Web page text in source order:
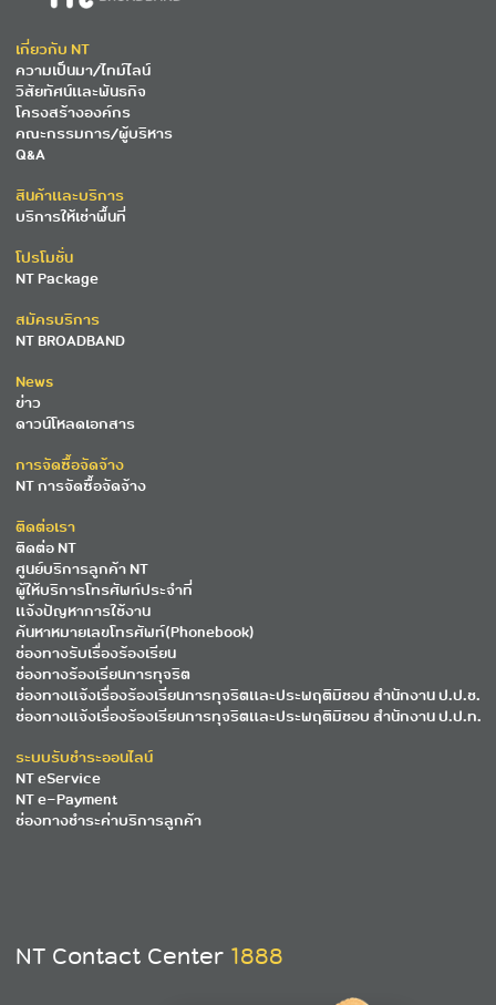
เกี่ยวกับ NT
ความเป็นมา/ไทม์ไลน์
วิสัยทัศน์และพันธกิจ
โครงสร้างองค์กร
คณะกรรมการ/ผู้บริหาร
Q&A
สินค้าและบริการ
บริการให้เช่าพื้นที่
โปรโมชั่น
NT Package
สมัครบริการ
NT BROADBAND
News
ข่าว
ดาวน์โหลดเอกสาร
การจัดซื้อจัดจ้าง
NT การจัดซื้อจัดจ้าง
ติดต่อเรา
ติดต่อ NT
ศูนย์บริการลูกค้า NT
ผู้ให้บริการโทรศัพท์ประจำที่
แจ้งปัญหาการใช้งาน
ค้นหาหมายเลขโทรศัพท์(Phonebook)
ช่องทางรับเรื่องร้องเรียน
ช่องทางร้องเรียนการทุจริต
ช่องทางแจ้งเรื่องร้องเรียนการทุจริตและประพฤติมิชอบ สำนักงาน ป.ป.ช.
ช่องทางแจ้งเรื่องร้องเรียนการทุจริตและประพฤติมิชอบ สำนักงาน ป.ป.ท.
ระบบรับชำระออนไลน์
NT eService
NT e-Payment
ช่องทางชำระค่าบริการลูกค้า
NT Contact Center 1888